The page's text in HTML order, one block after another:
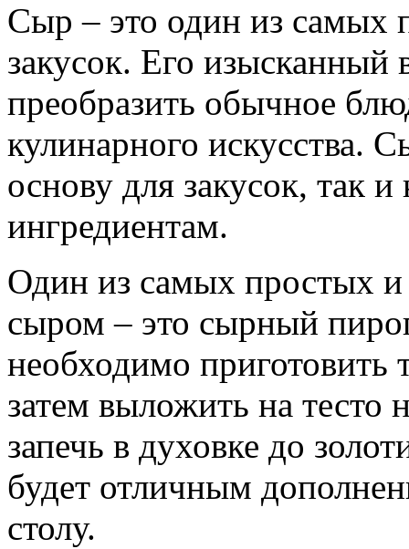
Сыр – это один из самых
закусок. Его изысканный
преобразить обычное
кулинарного искусства.
основу для закусок, так
ингредиентам.
Один из самых простых и
сыром – это сырный
необходимо приготовить
затем выложить на тесто
запечь в духовке до
будет отличным
столу.